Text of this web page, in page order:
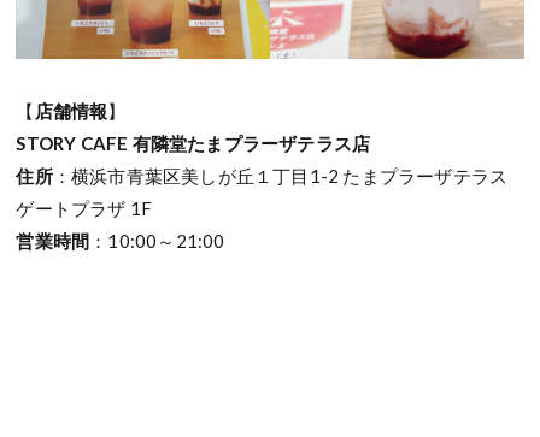
【 店舗情報】
STORY CAFE 有隣堂たまプラーザテラス店
住所：横浜市青葉区美しが丘１丁目1-2 たまプラーザテラス
ゲートプラザ 1F
営業時間 ：10:00～21:00